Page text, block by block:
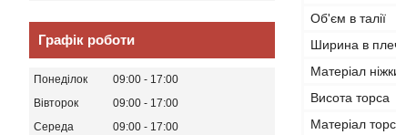
Об'єм в талії
Ширина в
Матеріал
Висота торса
Матеріал
Графік роботи
Понеділок 09:00
17:00
Вівторок
09:00
17:00
Середа
09:00
17:00